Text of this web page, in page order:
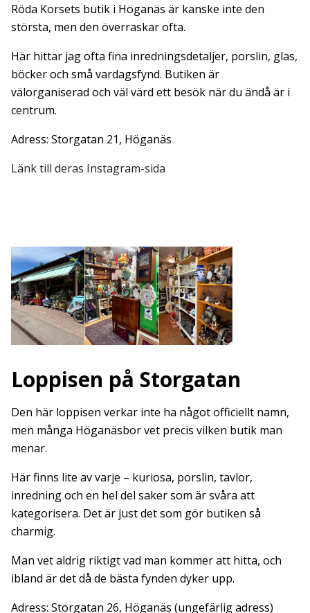
Röda Korsets butik i Höganäs är kanske inte den
största, men den överraskar ofta.
Här hittar jag ofta fina inredningsdetaljer, porslin, glas,
böcker och små vardagsfynd. Butiken är
välorganiserad och väl värd ett besök när du ändå är i
centrum.
Adress: Storgatan 21, Höganäs
Länk till deras Instagram-sida
Loppisen på Storgatan
Den här loppisen verkar inte ha något officiellt namn,
men många Höganäsbor vet precis vilken butik man
menar.
Här finns lite av varje – kuriosa, porslin, tavlor,
inredning och en hel del saker som är svåra att
kategorisera. Det är just det som gör butiken så
charmig.
Man vet aldrig riktigt vad man kommer att hitta, och
ibland är det då de bästa fynden dyker upp.
Adress: Storgatan 26, Höganäs (ungefärlig adress)